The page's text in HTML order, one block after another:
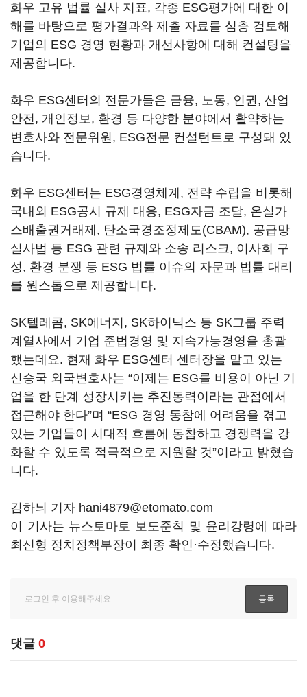
화우 고유 법률 실사 지표, 각종 ESG평가에 대한 이
해를 바탕으로 평가결과와 제출 자료를 심층 검토해
기업의 ESG 경영 현황과 개선사항에 대해 컨설팅을
제공합니다.
화우 ESG센터의 전문가들은 금융, 노동, 인권, 산업
안전, 개인정보, 환경 등 다양한 분야에서 활약하는
변호사와 전문위원, ESG전문 컨설턴트로 구성돼 있
습니다.
화우 ESG센터는 ESG경영체계, 전략 수립을 비롯해
국내외 ESG공시 규제 대응, ESG자금 조달, 온실가
스배출권거래제, 탄소국경조정제도(CBAM), 공급망
실사법 등 ESG 관련 규제와 소송 리스크, 이사회 구
성, 환경 분쟁 등 ESG 법률 이슈의 자문과 법률 대리
를 원스톱으로 제공합니다.
SK텔레콤, SK에너지, SK하이닉스 등 SK그룹 주력
계열사에서 기업 준법경영 및 지속가능경영을 총괄
했는데요. 현재 화우 ESG센터 센터장을 맡고 있는
신승국 외국변호사는 “이제는 ESG를 비용이 아닌 기
업을 한 단계 성장시키는 추진동력이라는 관점에서
접근해야 한다”며 “ESG 경영 동참에 어려움을 겪고
있는 기업들이 시대적 흐름에 동참하고 경쟁력을 강
화할 수 있도록 적극적으로 지원할 것”이라고 밝혔습
니다.
김하늬 기자 hani4879@etomato.com
이 기사는 뉴스토마토 보도준칙 및 윤리강령에 따라
최신형 정치정책부장이 최종 확인·수정했습니다.
댓글 0